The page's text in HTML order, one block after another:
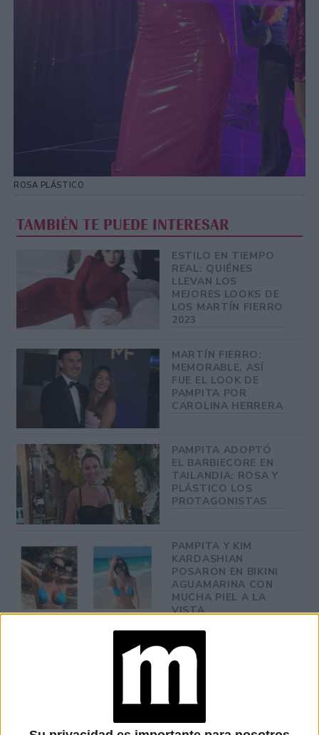
ROSA PLÁSTICO
TAMBIÉN TE PUEDE INTERESAR
ESTILO EN TIEMPO
REAL: QUIÉNES
LLEVAN LOS
MEJORES LOOKS DE
LOS MARTÍN FIERRO
2023
MARTÍN FIERRO:
MEMORABLE, ASÍ
FUE EL LOOK DE
PAMPITA POR
CAROLINA HERRERA
PAMPITA ADOPTÓ
EL BARBIECORE EN
TAILANDIA: ROSA Y
PLÁSTICO LOS
PROTAGONISTAS
PAMPITA Y KIM
KARDASHIAN
POSARON EN BIKINI
AGUAMARINA CON
MUCHA PIEL A LA
VISTA
género plástico, sumándose al barbiecore.